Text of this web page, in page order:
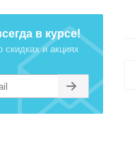
в курсе!
скидках и акциях